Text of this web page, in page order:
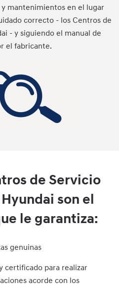
mantenimientos en el lugar
correcto - los Centros de
- y siguiendo el manual de
el fabricante.
de Servicio
son el
le garantiza:
genuinas
certificado para realizar
acorde con los